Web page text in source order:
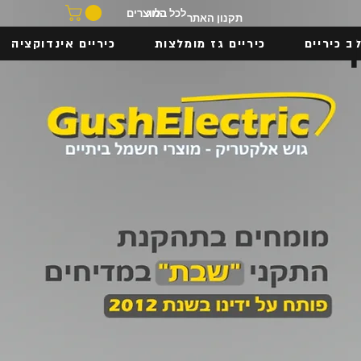
בלוג
לכל המוצרים
כיריים כיריים גז מומלצות כיריים אינדוקציה
תקנון האתר